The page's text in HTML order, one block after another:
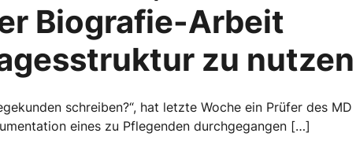
Biografie-Arbeit
zu nutzen
schreiben?“, hat letzte Woche ein Prüfer des
eines zu Pflegenden durchgegangen […]